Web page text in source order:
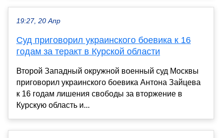
19:27, 20 Апр
Суд приговорил украинского боевика к 16
годам за теракт в Курской области
Второй Западный окружной военный суд Москвы
приговорил украинского боевика Антона Зайцева
к 16 годам лишения свободы за вторжение в
Курскую область и...